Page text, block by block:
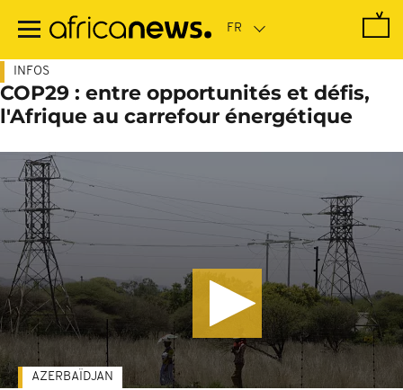
contenu
INFOS
COP29 : entre opportunités et défis,
l'Afrique au carrefour énergétique
AZERBAÏDJAN